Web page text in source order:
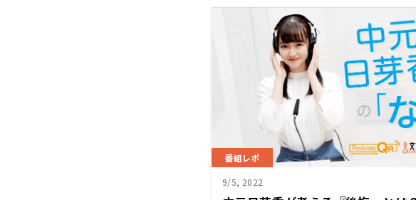
らなくなる」
番組レポ
9/5, 2022